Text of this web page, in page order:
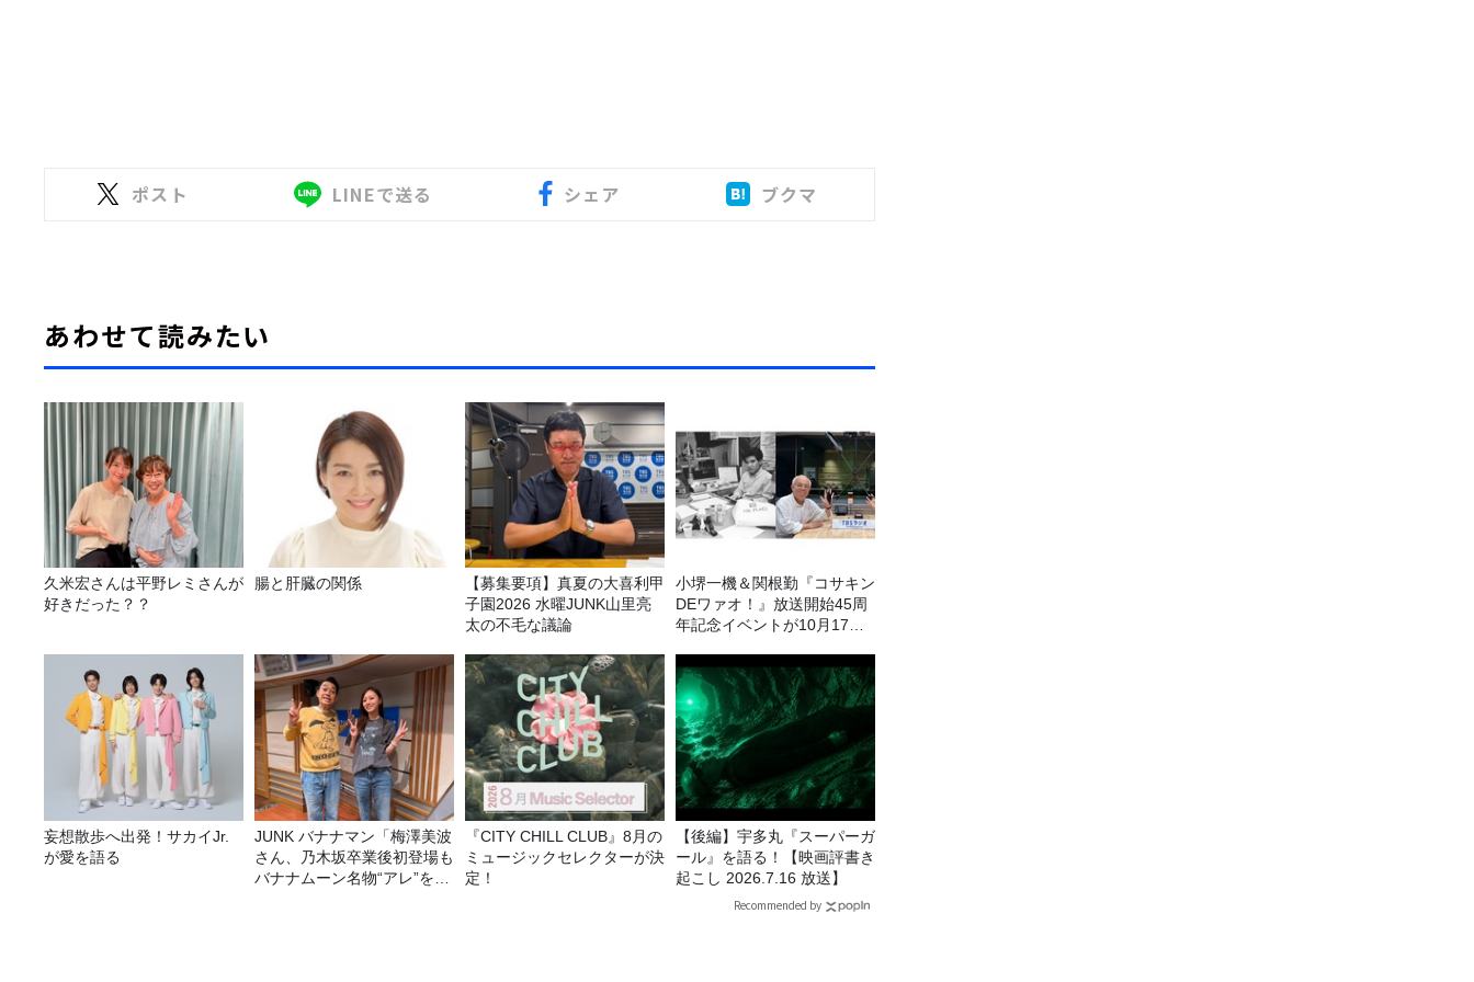
ポスト LINEで送る シェア ブクマ
あわせて読みたい
久米宏さんは平野レミさんが
好きだった？？
腸と肝臓の関係
【募集要項】真夏の大喜利甲
子園2026 水曜JUNK山里亮
太の不毛な議論
小堺一機＆関根勤『コサキン
DEワァオ！』放送開始45周
年記念イベントが10月17日
FC先行受付スタート！
妄想散歩へ出発！サカイJr.
が愛を語る
JUNK バナナマン「梅澤美波
さん、乃木坂卒業後初登場も
バナナムーン名物“アレ”を喰
『CITY CHILL CLUB』8月の
ミュージックセレクターが決
定！
【後編】宇多丸『スーパーガ
ール』を語る！【映画評書き
起こし 2026.7.16 放送】
Recommended by